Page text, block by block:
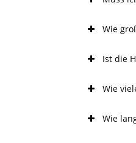
Wie
Ist die
Wie
Wie